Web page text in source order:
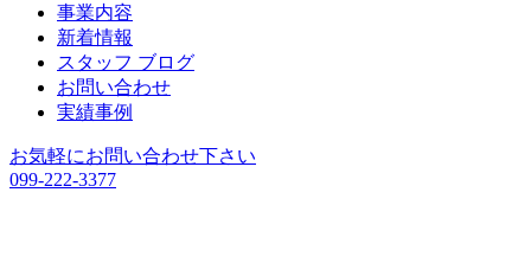
事業内容
新着情報
スタッフ ブログ
お問い合わせ
実績事例
お気軽にお問い合わせ下さい
099-222-3377